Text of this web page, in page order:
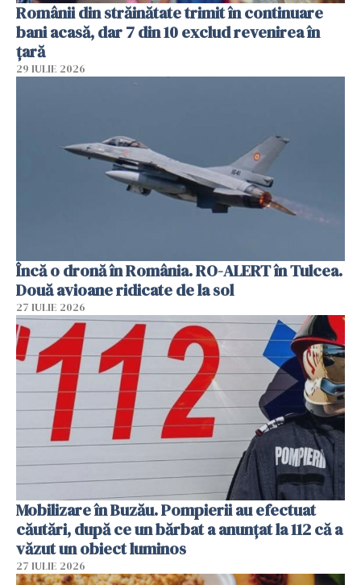
Românii din străinătate trimit în continuare
bani acasă, dar 7 din 10 exclud revenirea în
țară
29 IULIE 2026
Încă o dronă în România. RO-ALERT în Tulcea.
Două avioane ridicate de la sol
27 IULIE 2026
Mobilizare în Buzău. Pompierii au efectuat
căutări, după ce un bărbat a anunțat la 112 că a
văzut un obiect luminos
27 IULIE 2026